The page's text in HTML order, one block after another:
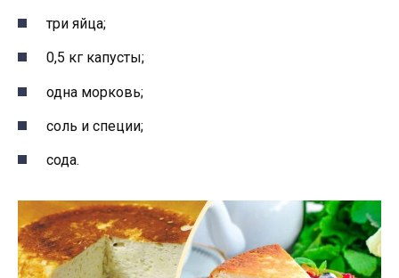
три яйца;
0,5 кг капусты;
одна морковь;
соль и специи;
сода.